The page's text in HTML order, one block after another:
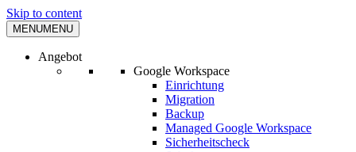
Skip to content
MENUMENU
Angebot
Google Workspace
Einrichtung
Migration
Backup
Managed Google Workspace
Sicherheitscheck